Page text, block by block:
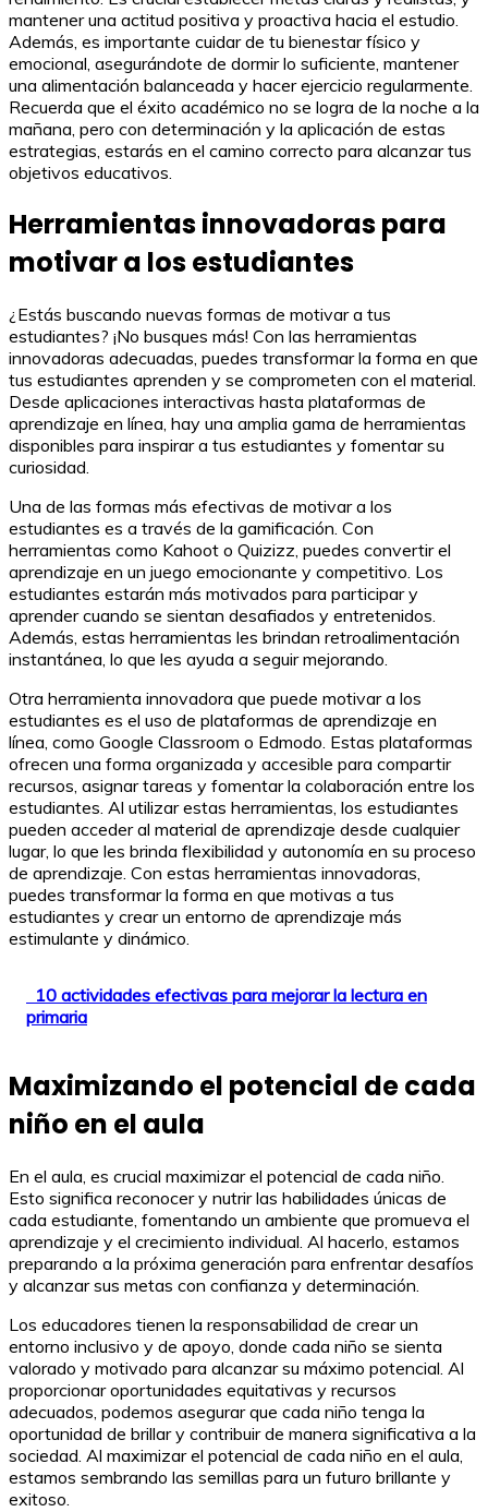
mantener una actitud positiva y proactiva hacia el estudio.
Además, es importante cuidar de tu bienestar físico y
emocional, asegurándote de dormir lo suficiente, mantener
una alimentación balanceada y hacer ejercicio regularmente.
Recuerda que el éxito académico no se logra de la noche a la
mañana, pero con determinación y la aplicación de estas
estrategias, estarás en el camino correcto para alcanzar tus
objetivos educativos.
Herramientas innovadoras para
motivar a los estudiantes
¿Estás buscando nuevas formas de motivar a tus
estudiantes? ¡No busques más! Con las herramientas
innovadoras adecuadas, puedes transformar la forma en que
tus estudiantes aprenden y se comprometen con el material.
Desde aplicaciones interactivas hasta plataformas de
aprendizaje en línea, hay una amplia gama de herramientas
disponibles para inspirar a tus estudiantes y fomentar su
curiosidad.
Una de las formas más efectivas de motivar a los
estudiantes es a través de la gamificación. Con
herramientas como Kahoot o Quizizz, puedes convertir el
aprendizaje en un juego emocionante y competitivo. Los
estudiantes estarán más motivados para participar y
aprender cuando se sientan desafiados y entretenidos.
Además, estas herramientas les brindan retroalimentación
instantánea, lo que les ayuda a seguir mejorando.
Otra herramienta innovadora que puede motivar a los
estudiantes es el uso de plataformas de aprendizaje en
línea, como Google Classroom o Edmodo. Estas plataformas
ofrecen una forma organizada y accesible para compartir
recursos, asignar tareas y fomentar la colaboración entre los
estudiantes. Al utilizar estas herramientas, los estudiantes
pueden acceder al material de aprendizaje desde cualquier
lugar, lo que les brinda flexibilidad y autonomía en su proceso
de aprendizaje. Con estas herramientas innovadoras,
puedes transformar la forma en que motivas a tus
estudiantes y crear un entorno de aprendizaje más
estimulante y dinámico.
10 actividades efectivas para mejorar la lectura en
primaria
Maximizando el potencial de cada
niño en el aula
En el aula, es crucial maximizar el potencial de cada niño.
Esto significa reconocer y nutrir las habilidades únicas de
cada estudiante, fomentando un ambiente que promueva el
aprendizaje y el crecimiento individual. Al hacerlo, estamos
preparando a la próxima generación para enfrentar desafíos
y alcanzar sus metas con confianza y determinación.
Los educadores tienen la responsabilidad de crear un
entorno inclusivo y de apoyo, donde cada niño se sienta
valorado y motivado para alcanzar su máximo potencial. Al
proporcionar oportunidades equitativas y recursos
adecuados, podemos asegurar que cada niño tenga la
oportunidad de brillar y contribuir de manera significativa a la
sociedad. Al maximizar el potencial de cada niño en el aula,
estamos sembrando las semillas para un futuro brillante y
exitoso.